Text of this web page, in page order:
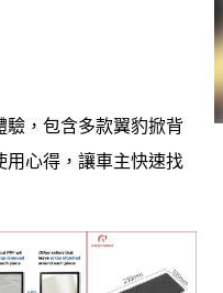
，包含多款翼豹掀背
用心得，讓車主快速找